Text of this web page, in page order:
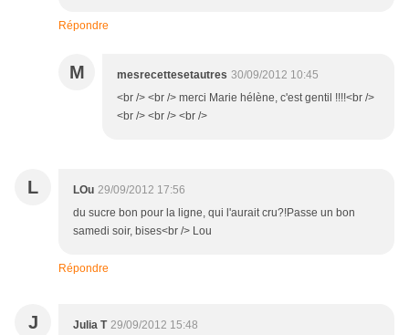
Répondre
M mesrecettesetautres 30/09/2012 10:45
<br /> <br /> merci Marie hélène, c'est gentil !!!!<br />
<br /> <br /> <br />
L LOu 29/09/2012 17:56
du sucre bon pour la ligne, qui l'aurait cru?!Passe un bon
samedi soir, bises<br /> Lou
Répondre
J Julia T 29/09/2012 15:48